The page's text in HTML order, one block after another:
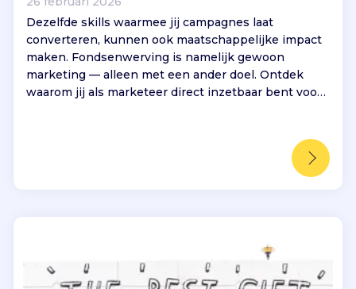
Dezelfde skills waarmee jij campagnes laat
converteren, kunnen ook maatschappelijke impact
maken. Fondsenwerving is namelijk gewoon
marketing — alleen met een ander doel. Ontdek
waarom jij als marketeer direct inzetbaar bent voor